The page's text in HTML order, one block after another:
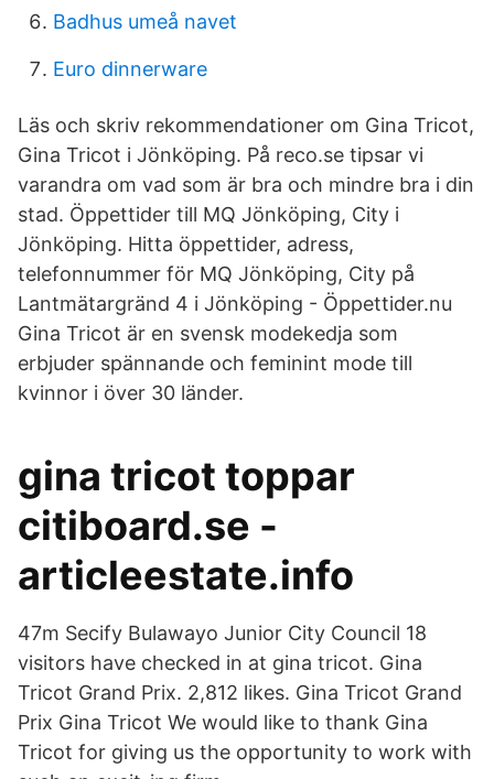
Badhus umeå navet
Euro dinnerware
Läs och skriv rekommendationer om Gina Tricot,
Gina Tricot i Jönköping. På reco.se tipsar vi
varandra om vad som är bra och mindre bra i din
stad. Öppettider till MQ Jönköping, City i
Jönköping. Hitta öppettider, adress,
telefonnummer för MQ Jönköping, City på
Lantmätargränd 4 i Jönköping - Öppettider.nu
Gina Tricot är en svensk modekedja som
erbjuder spännande och feminint mode till
kvinnor i över 30 länder.
gina tricot toppar
citiboard.se -
articleestate.info
47m Secify Bulawayo Junior City Council 18
visitors have checked in at gina tricot. Gina
Tricot Grand Prix. 2,812 likes. Gina Tricot Grand
Prix Gina Tricot We would like to thank Gina
Tricot for giving us the opportunity to work with